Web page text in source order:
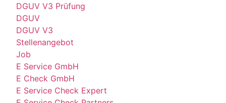
DGUV V3 Prüfung
DGUV
DGUV V3
Stellenangebot
Job
E Service GmbH
E Check GmbH
E Service Check Expert